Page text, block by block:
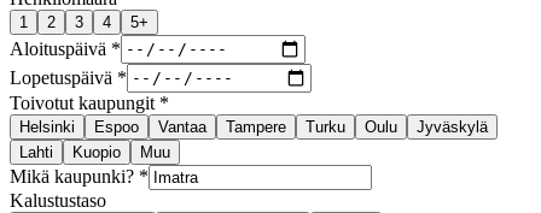
1 2 3 4 5+
Aloituspäivä *
Lopetuspäivä *
Toivotut kaupungit *
Helsinki Espoo Vantaa Tampere Turku Oulu
Jyväskylä
Lahti
Kuopio Muu
Mikä kaupunki? *
Kalustustaso